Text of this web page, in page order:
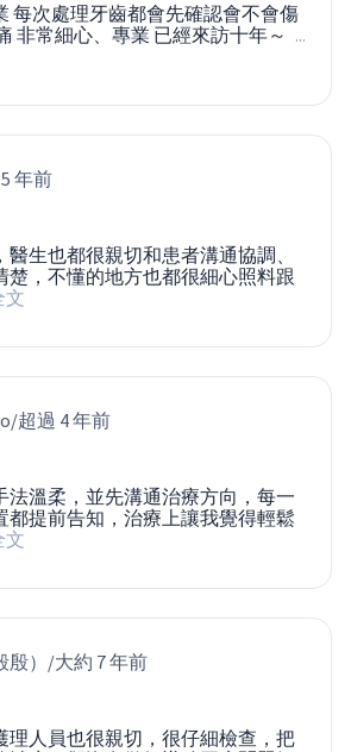
每次處理牙齒都會先確認會不會傷
非常細心、專業 已經來訪十年～ ...
年前
生也都很親切和患者溝通協調、
楚，不懂的地方也都很細心照料跟
文
/超過 4 年前
法溫柔，並先溝通治療方向，每一
都提前告知，治療上讓我覺得輕鬆
文
） /大約 7 年前
理人員也很親切，很仔細檢查，把